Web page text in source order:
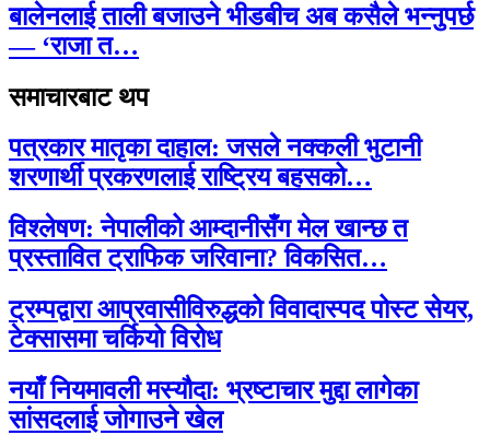
बालेनलाई ताली बजाउने भीडबीच अब कसैले भन्नुपर्छ
— ‘राजा त…
समाचारबाट थप
पत्रकार मातृका दाहाल: जसले नक्कली भुटानी
शरणार्थी प्रकरणलाई राष्ट्रिय बहसको…
विश्लेषण: नेपालीको आम्दानीसँग मेल खान्छ त
प्रस्तावित ट्राफिक जरिवाना? विकसित…
ट्रम्पद्वारा आप्रवासीविरुद्धको विवादास्पद पोस्ट सेयर,
टेक्सासमा चर्कियो विरोध
नयाँ नियमावली मस्यौदा: भ्रष्टाचार मुद्दा लागेका
सांसदलाई जोगाउने खेल